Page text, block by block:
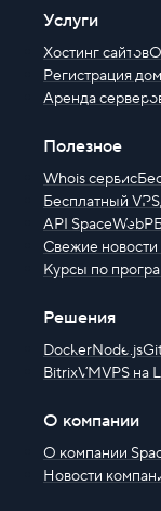
Услуги
Хостинг сайтов
Регистрация
Аренда
Полезное
Whois сервис
Бесплатный VPS
API SpaceWeb
Свежие
Курсы по
Решения
DockerNode.js
BitrixVMVPS на
О компании
О компании
Новости